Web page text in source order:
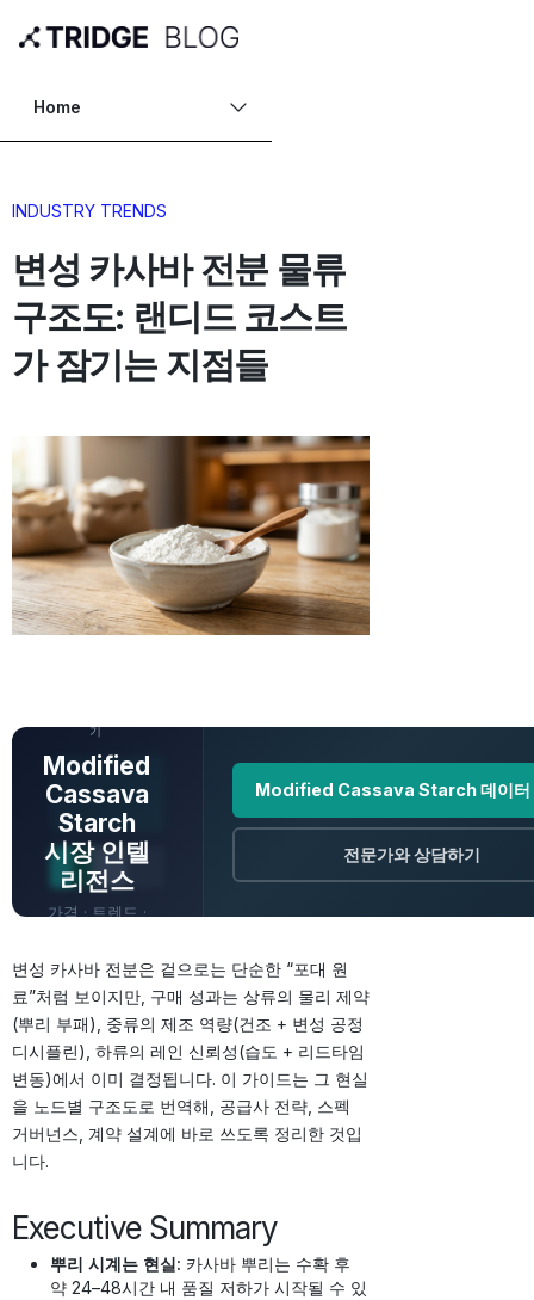
Home
INDUSTRY TRENDS
변성 카사바 전분 물류
구조도: 랜디드 코스트
가 잠기는 지점들
기
Modified
Cassava
Starch
시장 인텔
리전스
가격 · 트렌드 ·
Modified Cassava Starch 데이터
전문가와 상담하기
변성 카사바 전분은 겉으로는 단순한 “포대 원
료”처럼 보이지만, 구매 성과는 상류의 물리 제약
(뿌리 부패), 중류의 제조 역량(건조 + 변성 공정
디시플린), 하류의 레인 신뢰성(습도 + 리드타임
변동)에서 이미 결정됩니다. 이 가이드는 그 현실
을 노드별 구조도로 번역해, 공급사 전략, 스펙
거버넌스, 계약 설계에 바로 쓰도록 정리한 것입
니다.
Executive Summary
뿌리 시계는 현실: 카사바 뿌리는 수확 후
약 24–48시간 내 품질 저하가 시작될 수 있